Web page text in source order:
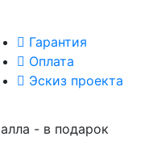
Гарантия
Оплата
Эскиз проекта
- в подарок